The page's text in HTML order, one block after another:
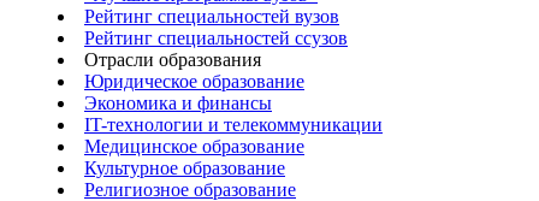
Рейтинг специальностей вузов
Рейтинг специальностей ссузов
Отрасли образования
Юридическое образование
Экономика и финансы
IT-технологии и телекоммуникации
Медицинское образование
Культурное образование
Религиозное образование